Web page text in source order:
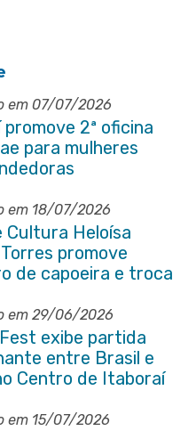
em 07/07/2026
2ª oficina
para mulheres
em 18/07/2026
Cultura Heloísa
promove
de capoeira e troca
na Praça Marechal
Peixoto
em 29/06/2026
exibe partida
entre Brasil e
Centro de Itaboraí
em 15/07/2026